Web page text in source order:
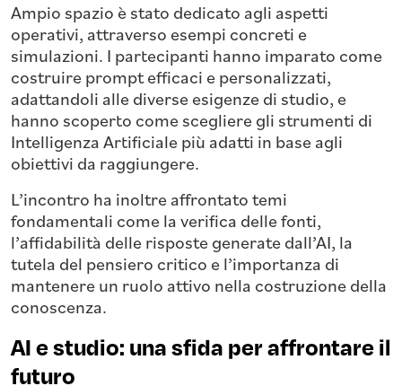
Ampio spazio è stato dedicato agli aspetti
operativi, attraverso esempi concreti e
simulazioni. I partecipanti hanno imparato come
costruire prompt efficaci e personalizzati,
adattandoli alle diverse esigenze di studio, e
hanno scoperto come scegliere gli strumenti di
Intelligenza Artificiale più adatti in base agli
obiettivi da raggiungere.
L’incontro ha inoltre affrontato temi
fondamentali come la verifica delle fonti,
l’affidabilità delle risposte generate dall’AI, la
tutela del pensiero critico e l’importanza di
mantenere un ruolo attivo nella costruzione della
conoscenza.
AI e studio: una sfida per affrontare il
futuro